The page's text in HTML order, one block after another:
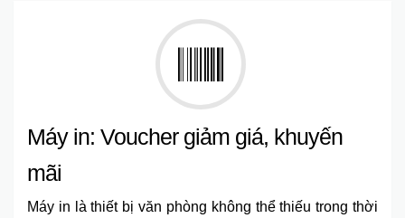
Máy in: Voucher giảm giá, khuyến
mãi
Máy in là thiết bị văn phòng không thể thiếu trong thời